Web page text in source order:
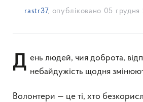
rastr37, опубліковано 05 грудня
День людей, чия доброта, відповідальність і небайдужість щодня
Волонтери — це ті, хто